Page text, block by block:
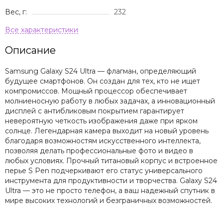
Вес, г:
232
Описание
Samsung Galaxy S24 Ultra — флагман, определяющий
будущее смартфонов. Он создан для тех, кто не ищет
компромиссов. Мощный процессор обеспечивает
молниеносную работу в любых задачах, а инновационный
дисплей с антибликовым покрытием гарантирует
невероятную четкость изображения даже при ярком
солнце. Легендарная камера выходит на новый уровень
благодаря возможностям искусственного интеллекта,
позволяя делать профессиональные фото и видео в
любых условиях. Прочный титановый корпус и встроенное
перье S Pen подчеркивают его статус универсального
инструмента для продуктивности и творчества. Galaxy S24
Ultra — это не просто телефон, а ваш надежный спутник в
мире высоких технологий и безграничных возможностей.